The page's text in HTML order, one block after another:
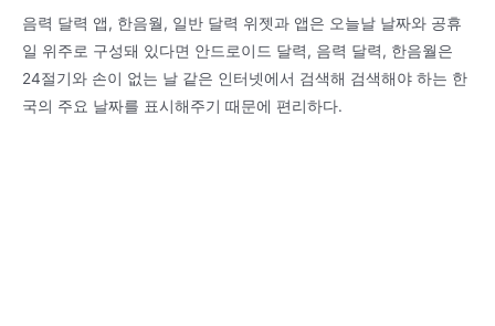
음력 달력 앱, 한음월, 일반 달력 위젯과 앱은 오늘날 날짜와 공휴
일 위주로 구성돼 있다면 안드로이드 달력, 음력 달력, 한음월은
24절기와 손이 없는 날 같은 인터넷에서 검색해 검색해야 하는 한
국의 주요 날짜를 표시해주기 때문에 편리하다.